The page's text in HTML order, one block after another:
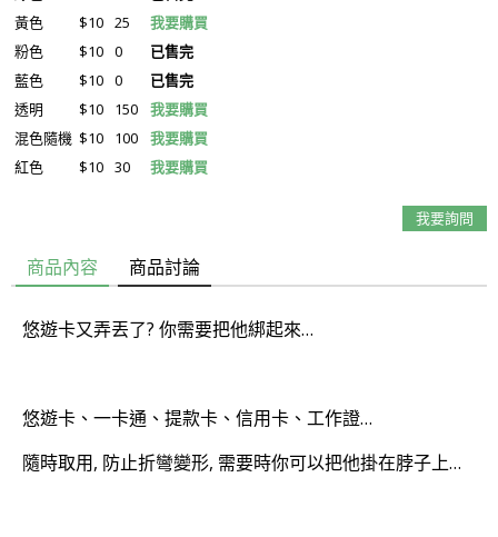
黃色
$10 25
我要購買
粉色
$10 0
已售完
藍色
$10 0
已售完
透明
$10 150
我要購買
混色隨機 $10 100
我要購買
紅色
$10 30 我要購買
我要詢問
商品內容 商品討論
悠遊卡又弄丟了? 你需要把他綁起來…
悠遊卡、一卡通、提款卡、信用卡、工作證…
隨時取用, 防止折彎變形, 需要時你可以把他掛在脖子上…